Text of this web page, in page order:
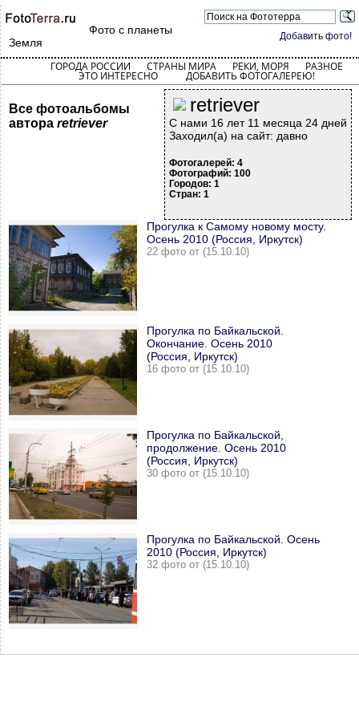
Добавить фото!
Фото с планеты
Земля
ГОРОДА РОССИИ СТРАНЫ МИРА РЕКИ, МОРЯ РАЗНОЕ
ЭТО ИНТЕРЕСНО ДОБАВИТЬ ФОТОГАЛЕРЕЮ!
retriever
С нами 16 лет 11 месяца 24 дней
Заходил(а) на сайт: давно
Фотогалерей: 4
Фотографий: 100
Городов: 1
Стран: 1
Все фотоальбомы
автора retriever
Прогулка к Самому новому мосту.
Осень 2010 (Россия, Иркутск)
22 фото от (15.10.10)
Прогулка по Байкальской.
Окончание. Осень 2010
(Россия, Иркутск)
16 фото от (15.10.10)
Прогулка по Байкальской,
продолжение. Осень 2010
(Россия, Иркутск)
30 фото от (15.10.10)
Прогулка по Байкальской. Осень
2010 (Россия, Иркутск)
32 фото от (15.10.10)